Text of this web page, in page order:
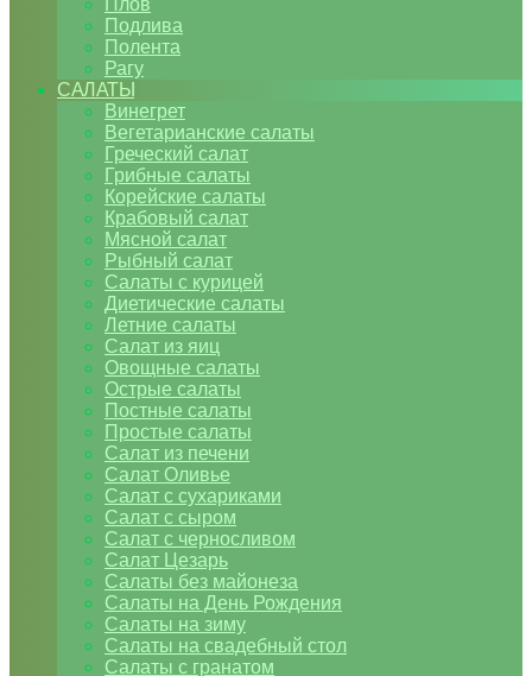
Плов
Подлива
Полента
Рагу
САЛАТЫ
Винегрет
Вегетарианские салаты
Греческий салат
Грибные салаты
Корейские салаты
Крабовый салат
Мясной салат
Рыбный салат
Салаты с курицей
Диетические салаты
Летние салаты
Салат из яиц
Овощные салаты
Острые салаты
Постные салаты
Простые салаты
Салат из печени
Салат Оливье
Салат с сухариками
Салат с сыром
Салат с черносливом
Салат Цезарь
Салаты без майонеза
Салаты на День Рождения
Салаты на зиму
Салаты на свадебный стол
Салаты с гранатом